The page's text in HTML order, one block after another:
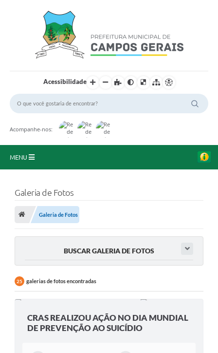
Acessibilidade
Acompanhe-nos:
MENU
O Município
A Prefeitura
Portal da Transparência
Mais
Galeria de Fotos
Galeria de Fotos
BUSCAR GALERIA DE FOTOS
25 galerias de fotos encontradas
CRAS REALIZOU AÇÃO NO DIA MUNDIAL
DE PREVENÇÃO AO SUICÍDIO